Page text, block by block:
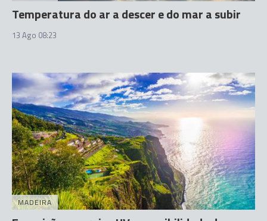
Temperatura do ar a descer e do mar a subir
13 Ago 08:23
MADEIRA